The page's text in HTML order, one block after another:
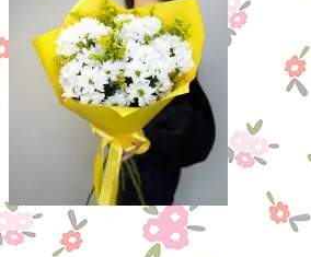
избранное сравнить